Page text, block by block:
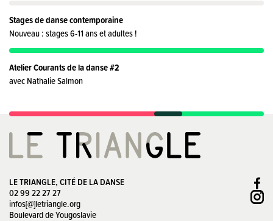
Stages de danse contemporaine
Nouveau : stages 6-11 ans et adultes !
Atelier Courants de la danse #2
avec Nathalie Salmon
LE TRIANGLE, CITÉ DE LA DANSE
02 99 22 27 27
infos[@]letriangle.org
Boulevard de Yougoslavie